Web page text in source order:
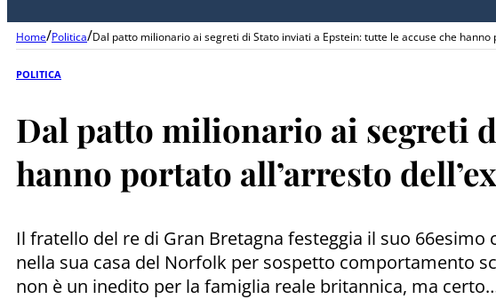
Home/Politica/Dal patto milionario ai segreti di Stato inviati a Epstein: tutte le accuse che hanno
POLITICA
Dal patto milionario ai segreti
hanno portato all’arresto
Il fratello del re di Gran Bretagna festeggia il suo
nella sua casa del Norfolk per sospetto comportamento
non è un inedito per la famiglia reale britannica, ma